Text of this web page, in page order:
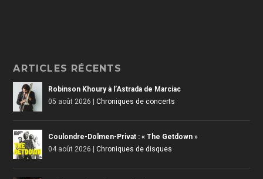
ARTICLES RÉCENTS
Robinson Khoury à l’Astrada de Marciac
05 août 2026
|Chroniques de concerts
Coulondre-Dolmen-Privat : « The Getdown »
04 août 2026
|Chroniques de disques